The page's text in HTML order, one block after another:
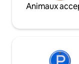
Animaux